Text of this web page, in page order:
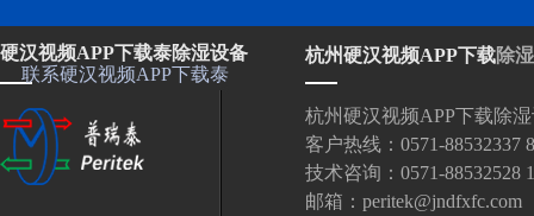
联系硬汉视频APP下载泰
硬汉视频APP下载泰除湿设备 杭州硬汉视频APP下载除
杭州硬汉视频APP下载
客户热线：0571-88532337
技术咨询：0571-88532528
邮箱：peritek@jndfxfc.com